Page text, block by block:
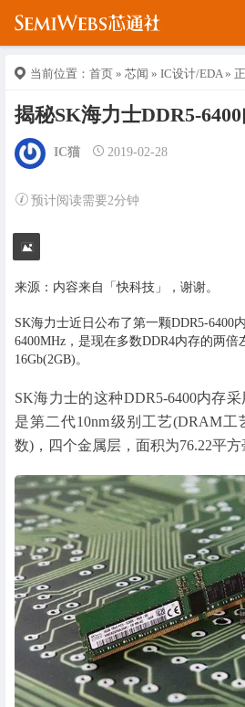
当前位置： 首页 » 芯闻 » IC设计/EDA»
揭秘SK海力士DDR5-
IC猫 2019-02-28
预计阅读需要2分钟
来源：内容来自「快科技」，谢谢。
SK海力士近日公布了第一颗DDR5-6400
6400MHz，是现在多数DDR4内存的两倍
16Gb(2GB)。
SK海力士的这种DDR5-6400内存
是第二代10nm级别工艺(DRAM
数)，四个金属层，面积为76.22平方